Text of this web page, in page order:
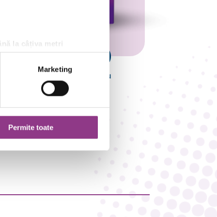
la câțiva metri
(amprentare)
lasecțiunea cu
analize informații cu
de dvs. sau culese în
Marketing
Permite toate
Cimbru